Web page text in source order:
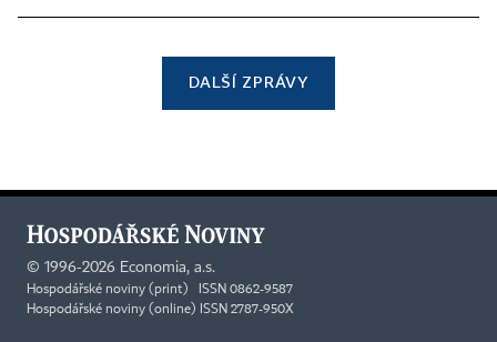
DALŠÍ ZPRÁVY
© 1996-2026 Economia, a.s.
Hospodářské noviny (print) ISSN 0862-9587
Hospodářské noviny (online) ISSN 2787-950X